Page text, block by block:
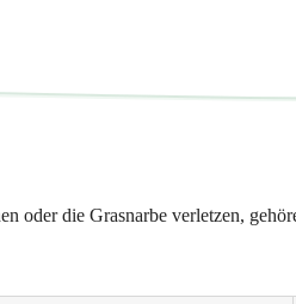
die Grasnarbe verletzen,